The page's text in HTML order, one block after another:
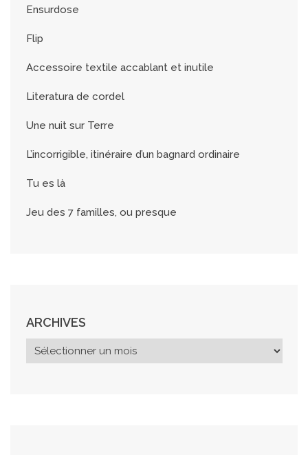
Ensurdose
Flip
Accessoire textile accablant et inutile
Literatura de cordel
Une nuit sur Terre
L’incorrigible, itinéraire d’un bagnard ordinaire
Tu es là
Jeu des 7 familles, ou presque
ARCHIVES
r